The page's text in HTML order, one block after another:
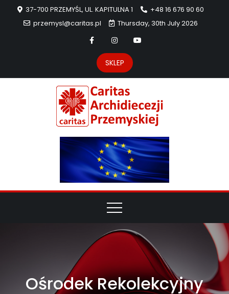
37-700 PRZEMYŚL, UL. KAPITULNA 1
+48 16 676 90 60
przemysl@caritas.pl
Thursday, 30th July 2026
SKLEP
Ośrodek Rekolekcyjny